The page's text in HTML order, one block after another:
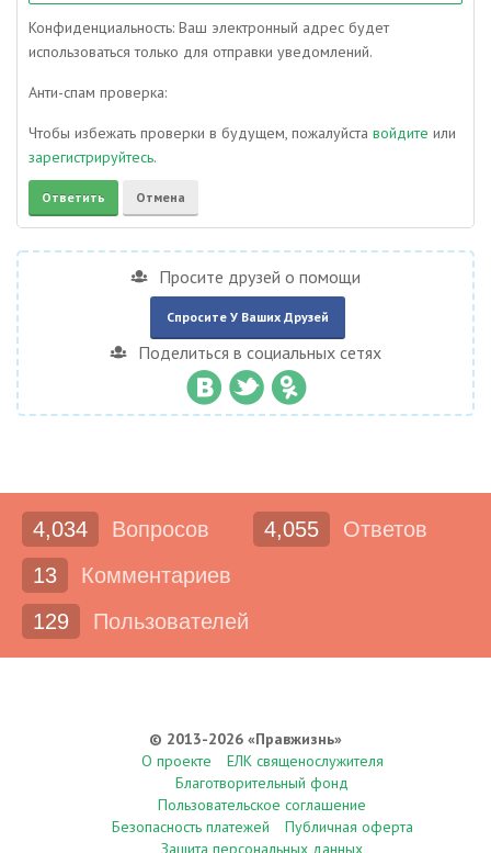
Конфиденциальность: Ваш электронный адрес будет
использоваться только для отправки уведомлений.
Анти-спам проверка:
Чтобы избежать проверки в будущем, пожалуйста войдите или
зарегистрируйтесь.
Просите друзей о помощи
Спросите У Ваших Друзей
Поделиться в социальных сетях
4,034 Вопросов 4,055
Ответов
13
Комментариев
129
Пользователей
© 2013-2026 «Правжизнь»
О проекте
ЕЛК священослужителя
Благотворительный фонд
Пользовательское соглашение
Безопасность платежей
Публичная оферта
Защита персональных данных